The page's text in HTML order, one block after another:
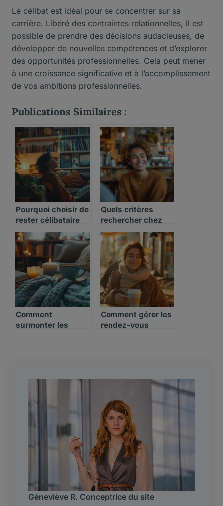
Le célibat est idéal pour se concentrer sur sa
carrière. Libéré des contraintes relationnelles, il est
possible de prendre des décisions audacieuses, de
développer de nouvelles compétences et d’explorer
des opportunités professionnelles. Cela peut mener
à une croissance significative et à l’accomplissement
de vos ambitions professionnelles.
Publications Similaires :
Pourquoi choisir de
rester célibataire
Quels critères
rechercher chez
un(e) partenaire
potentiel(le)
Comment
surmonter les
Comment gérer les
rendez-vous
Géneviève R. Conceptrice du site